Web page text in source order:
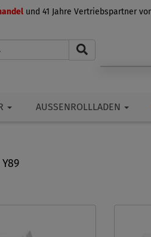
und 41 Jahre Vertriebspartner
AUSSENROLLLADEN